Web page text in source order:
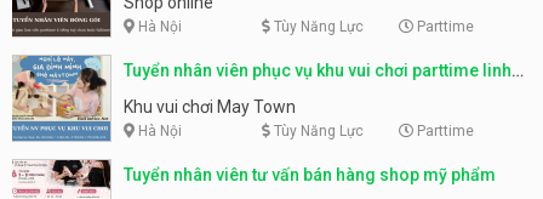
Hà Nội Tùy Năng Lực Parttime
Tuyển nhân viên phục vụ khu vui chơi parttime linh
động
Khu vui chơi May Town
Hà Nội Tùy Năng Lực Parttime
Tuyển nhân viên tư vấn bán hàng shop mỹ phẩm